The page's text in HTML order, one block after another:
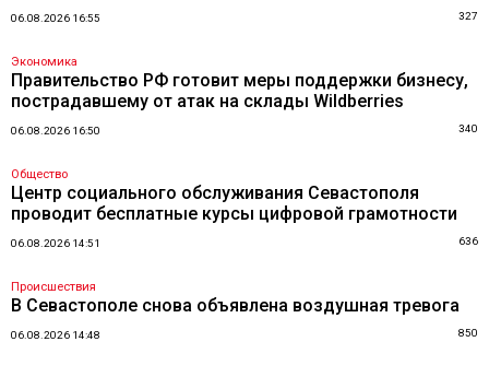
06.08.2026 16:55 327
Экономика
Правительство РФ готовит меры поддержки бизнесу,
пострадавшему от атак на склады Wildberries
06.08.2026 16:50 340
Общество
Центр социального обслуживания Севастополя
проводит бесплатные курсы цифровой грамотности
06.08.2026 14:51 636
Происшествия
В Севастополе снова объявлена воздушная тревога
06.08.2026 14:48 850